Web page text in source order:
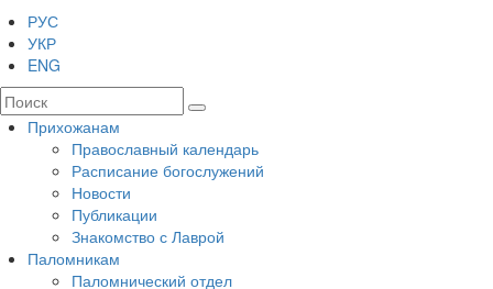
РУС
УКР
ENG
Прихожанам
Православный календарь
Расписание богослужений
Новости
Публикации
Знакомство с Лаврой
Паломникам
Паломнический отдел